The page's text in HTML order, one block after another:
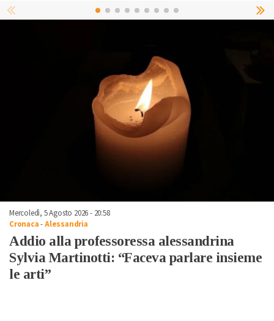
Mercoledì, 5 Agosto 2026 - 20:58
Cronaca-Alessandria
Addio alla professoressa alessandrina
Sylvia Martinotti: “Faceva parlare insieme
le arti”